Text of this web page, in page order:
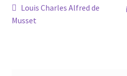
Historial de compras
Navegación
de
Anterior:
Louis Charles Alfred de
Musset